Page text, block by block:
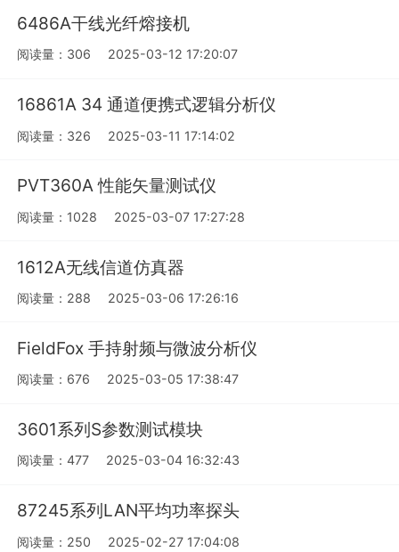
6486A干线光纤熔接机
阅读量：306 2025-03-12 17:20:07
16861A 34 通道便携式逻辑分析仪
阅读量：326 2025-03-11 17:14:02
PVT360A 性能矢量测试仪
阅读量：1028 2025-03-07 17:27:28
1612A无线信道仿真器
阅读量：288 2025-03-06 17:26:16
FieldFox 手持射频与微波分析仪
阅读量：676 2025-03-05 17:38:47
3601系列S参数测试模块
阅读量：477 2025-03-04 16:32:43
87245系列LAN平均功率探头
阅读量：250 2025-02-27 17:04:08